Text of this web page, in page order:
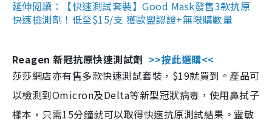
延伸閱讀：【快速測試套裝】Good Mask發售3款抗原
快速檢測劑！低至$15/支 獲歐盟認證+無限購數量
Reagen 新冠抗原快速測試劑 >>按此選購<<
莎莎網店亦有售多款快速測試套裝，$19就買到。產品可
以檢測到Omicron及Delta等新型冠狀病毒，使用鼻拭子
樣本，只需15分鐘就可以取得快速抗原測試結果。靈敏